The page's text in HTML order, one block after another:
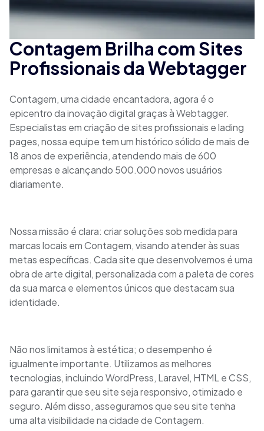
Contagem Brilha com Sites
Profissionais da Webtagger
Contagem, uma cidade encantadora, agora é o
epicentro da inovação digital graças à Webtagger.
Especialistas em criação de sites profissionais e lading
pages, nossa equipe tem um histórico sólido de mais de
18 anos de experiência, atendendo mais de 600
empresas e alcançando 500.000 novos usuários
diariamente.
Nossa missão é clara: criar soluções sob medida para
marcas locais em Contagem, visando atender às suas
metas específicas. Cada site que desenvolvemos é uma
obra de arte digital, personalizada com a paleta de cores
da sua marca e elementos únicos que destacam sua
identidade.
Não nos limitamos à estética; o desempenho é
igualmente importante. Utilizamos as melhores
tecnologias, incluindo WordPress, Laravel, HTML e CSS,
para garantir que seu site seja responsivo, otimizado e
seguro. Além disso, asseguramos que seu site tenha
uma alta visibilidade na cidade de Contagem.